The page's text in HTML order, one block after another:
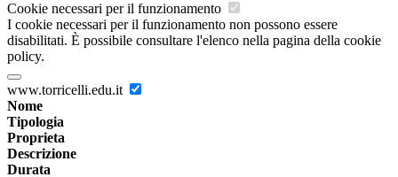
Cookie necessari per il funzionamento
I cookie necessari per il funzionamento non possono essere
disabilitati. È possibile consultare l'elenco nella pagina della cookie
policy.
www.torricelli.edu.it
Nome
Tipologia
Proprieta
Descrizione
Durata